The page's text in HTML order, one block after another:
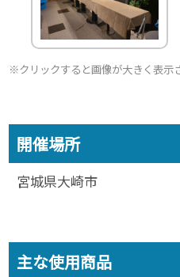
※クリックすると画像が大きく表示
開催場所
宮城県大崎市
主な使用商品